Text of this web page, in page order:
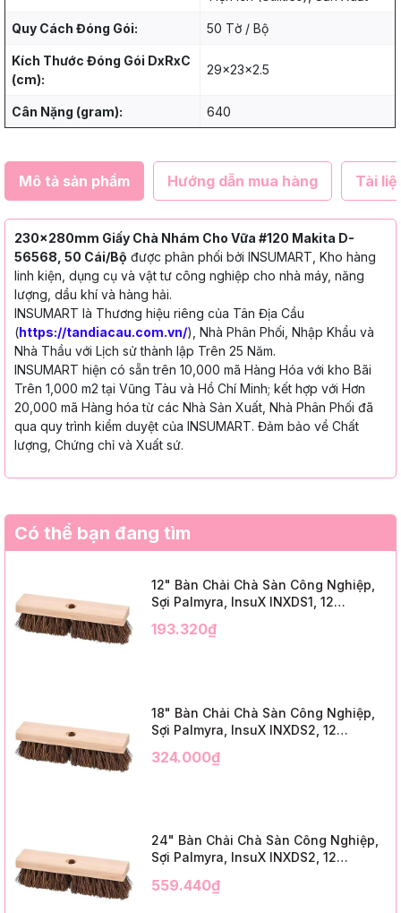
Quy Cách Đóng Gói: 50 Tờ / Bộ
Kích Thước Đóng Gói DxRxC
(cm):
29x23x2.5
Cân Nặng (gram): 640
Mô tả sản phẩm Hướng dẫn mua hàng Tài
230x280mm Giấy Chà Nhám Cho Vữa #120 Makita D-
56568, 50 Cái/Bộ được phân phối bởi INSUMART, Kho hàng
linh kiện, dụng cụ và vật tư công nghiệp cho nhà máy, năng
lượng, dầu khí và hàng hải.
INSUMART là Thương hiệu riêng của Tân Địa Cầu
(https://tandiacau.com.vn/), Nhà Phân Phối, Nhập Khẩu và
Nhà Thầu với Lịch sử thành lập Trên 25 Năm.
INSUMART hiện có sẵn trên 10,000 mã Hàng Hóa với kho Bãi
Trên 1,000 m2 tại Vũng Tàu và Hồ Chí Minh; kết hợp với Hơn
20,000 mã Hàng hóa từ các Nhà Sản Xuất, Nhà Phân Phối đã
qua quy trình kiểm duyệt của INSUMART. Đảm bảo về Chất
lượng, Chứng chỉ và Xuất sứ.
Có thể bạn đang tìm
12" Bàn Chải Chà Sàn Công Nghiệp,
Sợi Palmyra, InsuX INXDS1, 12
Trim)
193.320₫
18" Bàn Chải Chà Sàn Công Nghiệp,
Sợi Palmyra, InsuX INXDS2, 12
Trim)
324.000₫
24" Bàn Chải Chà Sàn Công Nghiệp,
Sợi Palmyra, InsuX INXDS2, 12
3" Trim)
559.440₫